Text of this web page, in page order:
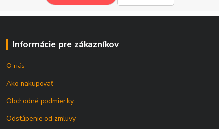
Informácie pre zákazníkov
O nás
Ako nakupovať
Obchodné podmienky
Odstúpenie od zmluvy